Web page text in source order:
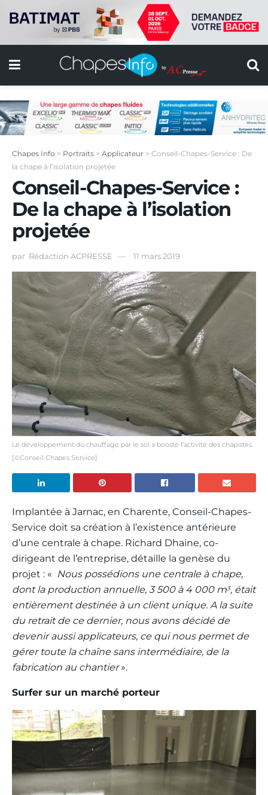
Chapes Info > Portraits > Applicateur > Conseil-Chapes-Service : De
la chape à l’isolation projetée
Conseil-Chapes-Service :
De la chape à l’isolation
projetée
par Rédaction ACPRESSE 11 mars 2019
Le développement du chauffage par le sol a boosté l’activité des chapistes.
[©Conseil Chapes Service]
Implantée à Jarnac, en Charente, Conseil-Chapes-
Service doit sa création à l’existence antérieure
d’une centrale à chape. Richard Dhaine, co-
dirigeant de l’entreprise, détaille la genèse du
projet : « Nous possédions une centrale à chape,
dont la production annuelle, 3 500 à 4 000 m3, était
entièrement destinée à un client unique. A la suite
du retrait de ce dernier, nous avons décidé de
devenir aussi applicateurs, ce qui nous permet de
gérer toute la chaîne sans intermédiaire, de la
fabrication au chantier».
Surfer sur un marché porteur